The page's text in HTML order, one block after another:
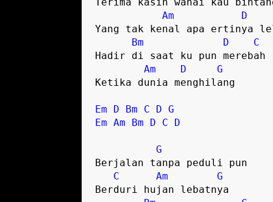
Am
D
Yang tak kenal apa ertinya
Bm
D
C
Hadir di saat ku pun merebah
Am
D
G
Ketika dunia menghilang
Em D Bm C D G
Em Am Bm D C D
G
Berjalan tanpa peduli pun
C
Am
G
Berduri hujan lebatnya